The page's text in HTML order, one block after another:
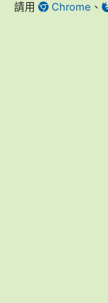
請用 Chrome 、